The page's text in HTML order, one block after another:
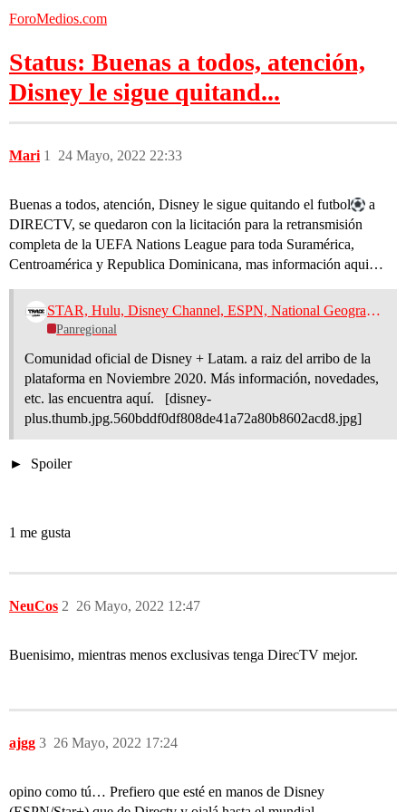
ForoMedios.com
Status: Buenas a todos, atención,
Disney le sigue quitand...
Mari 24 Mayo, 2022 22:33
1
Buenas a todos, atención, Disney le sigue quitando el futbol​
a
DIRECTV, se quedaron con la licitación para la retransmisión
completa de la UEFA Nations League para toda Suramérica,
Centroamérica y Republica Dominicana, mas información aqui…
STAR, Hulu, Disney Channel, ESPN, National Geographic, Marvel y Disney+ - Tema oficial
Panregional
Comunidad oficial de Disney + Latam. a raiz del arribo de la
plataforma en Noviembre 2020. Más información, novedades,
etc. las encuentra aquí. [disney-
plus.thumb.jpg.560bddf0df808de41a72a80b8602acd8.jpg]
Spoiler
1 me gusta
NeuCos 26 Mayo, 2022 12:47
2
Buenisimo, mientras menos exclusivas tenga DirecTV mejor.
ajgg 26 Mayo, 2022 17:24
3
opino como tú… Prefiero que esté en manos de Disney